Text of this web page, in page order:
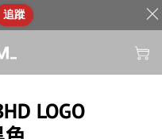
LOGO
追蹤